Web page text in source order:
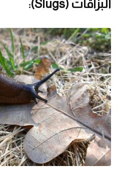
البزاقات (Slugs):